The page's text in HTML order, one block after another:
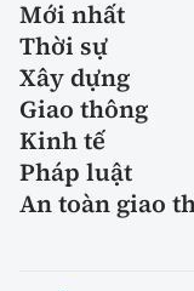
Mới nhất
Thời sự
Xây dựng
Giao thông
Kinh tế
Pháp luật
An toàn giao